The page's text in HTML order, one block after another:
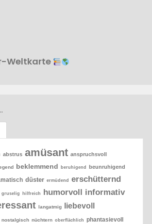
Weltkarte
abstrus amüsant anspruchsvoll
beklemmend beruhigend beunruhigend
düster ermüdend erschütternd
gruselig hilfreich humorvoll informativ
langatmig liebevoll
nostalgisch nüchtern oberflächlich phantasievoll